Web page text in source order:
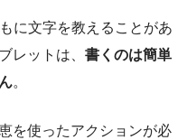
に文字を教えることがあ
レットは、 書くのは簡単
。
を使ったアクションが必